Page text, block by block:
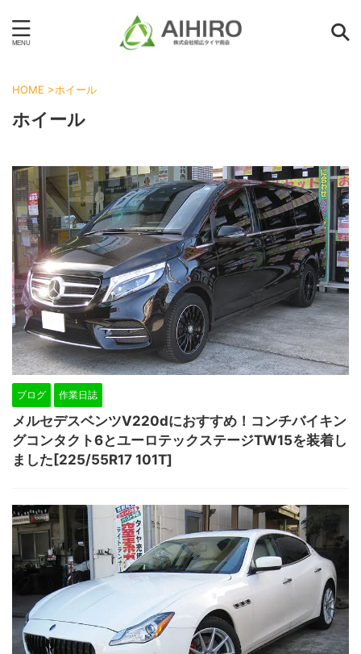
HOME >ホイール
ホイール
ブログ 作業日誌
メルセデスベンツV220dにおすすめ！コンチバイキン
グコンタクト6とユーロテックステージTW15を装着し
ました[225/55R17 101T]